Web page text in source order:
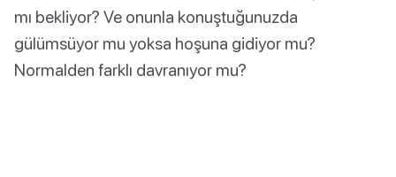
mı bekliyor? Ve onunla konuştuğunuzda
gülümsüyor mu yoksa hoşuna gidiyor mu?
Normalden farklı davranıyor mu?